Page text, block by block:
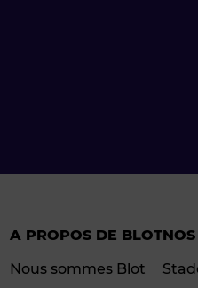
A PROPOS DE BLOT
Nous sommes Blot